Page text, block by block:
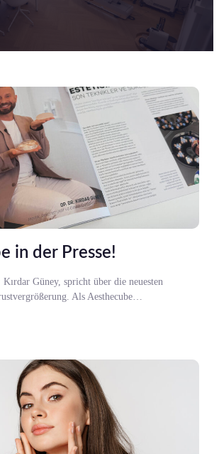
in der Presse!
Güney, spricht über die neuesten
Als Aesthecube…